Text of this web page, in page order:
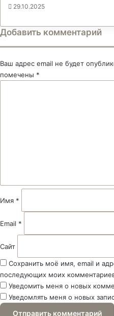
29.10.2025
Добавить комментарий
Ваш адрес email не будет
помечены *
и
й
Имя *
Email *
Сайт
Сохранить моё имя, email и
последующих моих
Уведомить меня о новых
Уведомлять меня о новых